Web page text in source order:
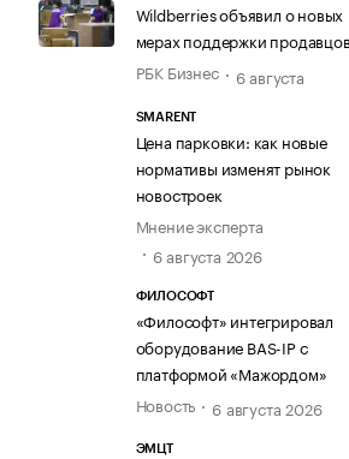
Wildberries объявил о новых
мерах поддержки
РБК Бизнес
6 августа
SMARENT
Цена парковки: как новые
нормативы изменят рынок
новостроек
Мнение эксперта
6 августа 2026
ФИЛОСОФТ
«Философт» интегрировал
оборудование BAS-IP с
платформой «Мажордом»
Новость
6 августа 2026
ЭМЦТ